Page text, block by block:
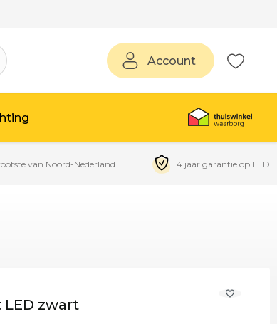
Account
van Noord-Nederland 4 jaar garantie op LED
zwart